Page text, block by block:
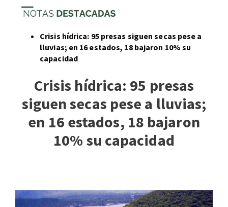
Crisis hídrica: 95 presas siguen secas pese a
lluvias; en 16 estados, 18 bajaron 10% su
capacidad
Crisis hídrica: 95 presas
siguen secas pese a lluvias;
en 16 estados, 18 bajaron
10% su capacidad